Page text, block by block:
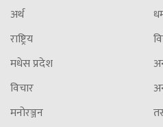
अर्थ
राष्ट्रिय
मधेस प्रदेश
विचार
मनोरञ्जन